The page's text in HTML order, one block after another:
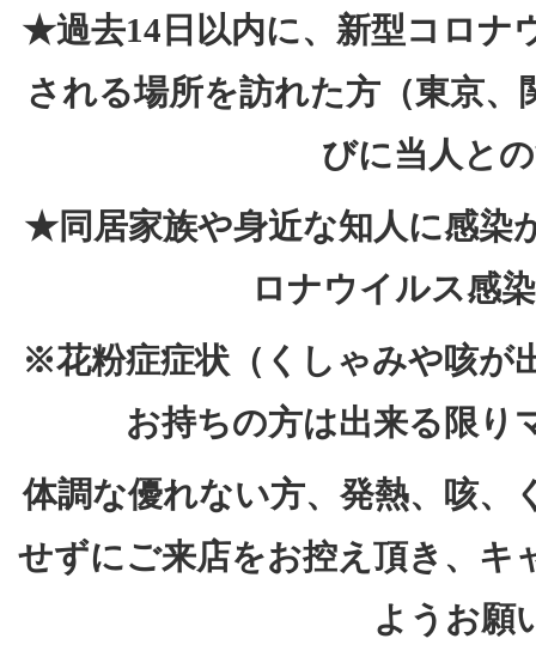
★過去14日以内に、新型コロナ
される場所を訪れた方（東京
びに当人と
★同居家族や身近な知人に感染
ロナウイルス感
※花粉症症状（くしゃみや咳が
お持ちの方は出来る限り
体調な優れない方、発熱、咳、
せずにご来店をお控え頂き、キ
ようお願